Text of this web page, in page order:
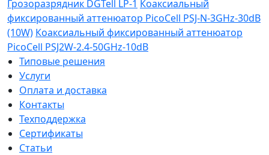
Грозоразрядник DGTell LP-1 Коаксиальный
фиксированный аттенюатор PicoCell PSJ-N-3GHz-30dB
(10W) Коаксиальный фиксированный аттенюатор
PicoCell PSJ2W-2.4-50GHz-10dB
Типовые решения
Услуги
Оплата и доставка
Контакты
Техподдержка
Сертификаты
Статьи